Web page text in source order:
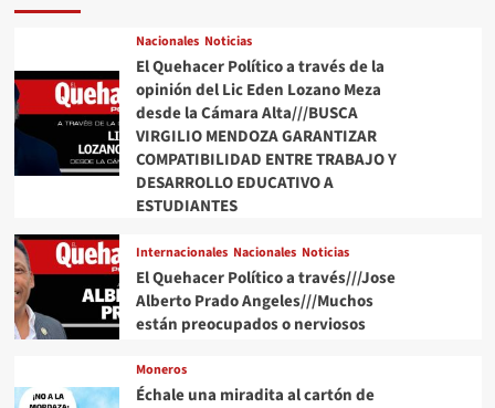
Nacionales Noticias
El Quehacer Político a través de la
opinión del Lic Eden Lozano Meza
desde la Cámara Alta///BUSCA
VIRGILIO MENDOZA GARANTIZAR
COMPATIBILIDAD ENTRE TRABAJO Y
DESARROLLO EDUCATIVO A
ESTUDIANTES
Internacionales Nacionales Noticias
El Quehacer Político a través///Jose
Alberto Prado Angeles///Muchos
están preocupados o nerviosos
Moneros
Échale una miradita al cartón de